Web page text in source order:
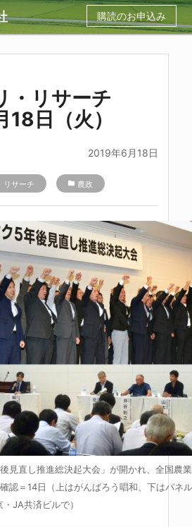
購読のお申込み
・リサーチ
日（火）
2019年6月18日
リサーチ folder 農政
後見直し推進総決起大会」が開かれ、全国農
認＝14日（上はがんばろう唱和、下はパネ
JA共済ビルで）